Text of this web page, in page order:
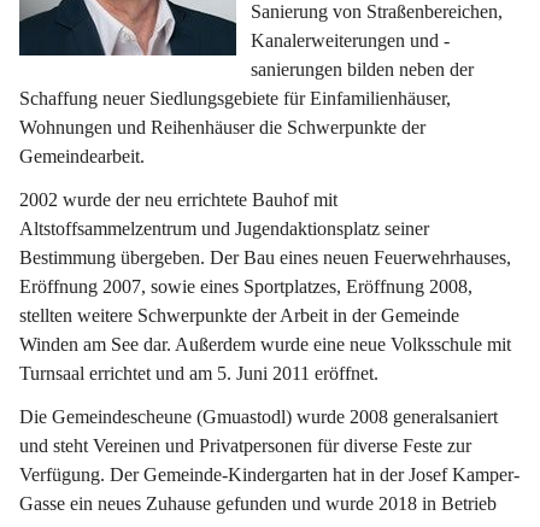
Sanierung von Straßenbereichen,
Kanalerweiterungen und -
sanierungen bilden neben der
Schaffung neuer Siedlungsgebiete für Einfamilienhäuser,
Wohnungen und Reihenhäuser die Schwerpunkte der
Gemeindearbeit.
2002 wurde der neu errichtete Bauhof mit
Altstoffsammelzentrum und Jugendaktionsplatz seiner
Bestimmung übergeben. Der Bau eines neuen Feuerwehrhauses,
Eröffnung 2007, sowie eines Sportplatzes, Eröffnung 2008,
stellten weitere Schwerpunkte der Arbeit in der Gemeinde
Winden am See dar. Außerdem wurde eine neue Volksschule mit
Turnsaal errichtet und am 5. Juni 2011 eröffnet.
Die Gemeindescheune (Gmuastodl) wurde 2008 generalsaniert
und steht Vereinen und Privatpersonen für diverse Feste zur
Verfügung. Der Gemeinde-Kindergarten hat in der Josef Kamper-
Gasse ein neues Zuhause gefunden und wurde 2018 in Betrieb